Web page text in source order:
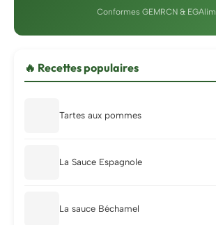
Conformes GEMRCN & EGAlim
🔥 Recettes populaires
Tartes aux pommes
La Sauce Espagnole
La sauce Béchamel